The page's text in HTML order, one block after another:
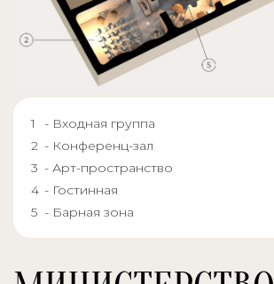
- Входная группа
- Конференц-зал
- Арт-пространство
- Гостинная
- Барная зона